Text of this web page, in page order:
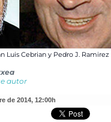
Luis Cebrian y Pedro J. Ramirez
autor
de 2014,12:00h